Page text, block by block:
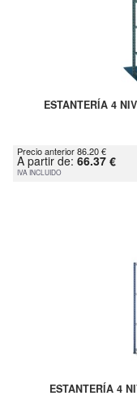
ESTANTERÍA 4
Precio anterior 86.20 €
A partir de: 66.37 €
IVA INCLUIDO
ESTANTERÍA 4